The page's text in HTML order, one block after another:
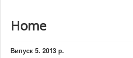
Home
Випуск 5. 2013 р.